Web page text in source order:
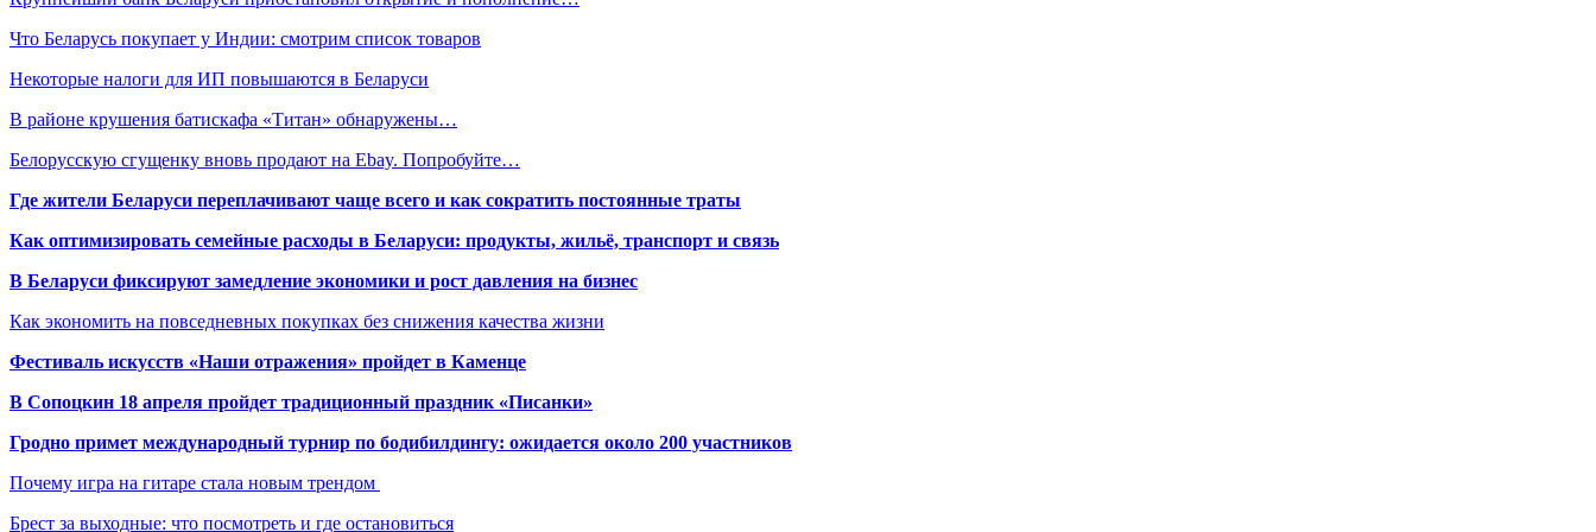
Что Беларусь покупает у Индии: смотрим список товаров
Некоторые налоги для ИП повышаются в Беларуси
В районе крушения батискафа «Титан» обнаружены…
Белорусскую сгущенку вновь продают на Ebay. Попробуйте…
Где жители Беларуси переплачивают чаще всего и как сократить постоянные траты
Как оптимизировать семейные расходы в Беларуси: продукты, жильё, транспорт и связь
В Беларуси фиксируют замедление экономики и рост давления на бизнес
Как экономить на повседневных покупках без снижения качества жизни
Фестиваль искусств «Наши отражения» пройдет в Каменце
В Сопоцкин 18 апреля пройдет традиционный праздник «Писанки»
Гродно примет международный турнир по бодибилдингу: ожидается около 200 участников
Почему игра на гитаре стала новым трендом
Брест за выходные: что посмотреть и где остановиться